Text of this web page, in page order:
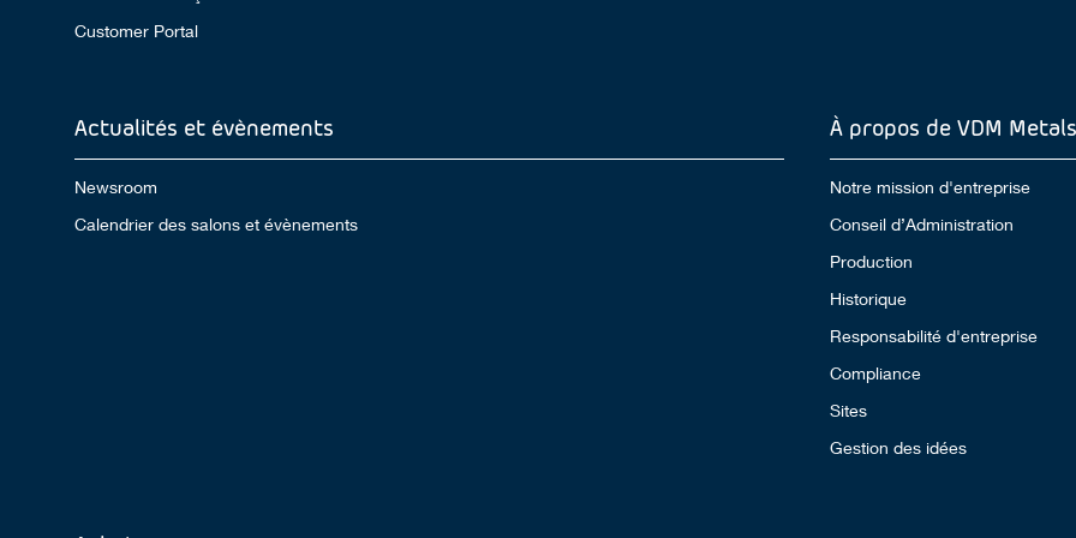
Customer Portal
Actualités et évènements
Newsroom
Calendrier des salons et évènements
À propos de VDM Metals
Notre mission d'entreprise
Conseil d’Administration
Production
Historique
Responsabilité d'entreprise
Compliance
Sites
Gestion des idées